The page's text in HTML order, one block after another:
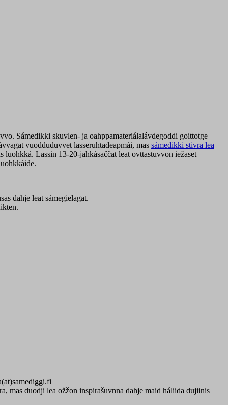
Sámedikki skuvlen- ja oahppamateriálalávdegoddi goittotge
vuođđuduvvet lasseruhtadeapmái, mas sámedikki stivra lea
Lassin 13-20-jahkásaččat leat ovttastuvvon iežaset
dahje leat sámegielagat.
mas duodji lea ožžon inspirašuvnna dahje maid háliida dujiinis